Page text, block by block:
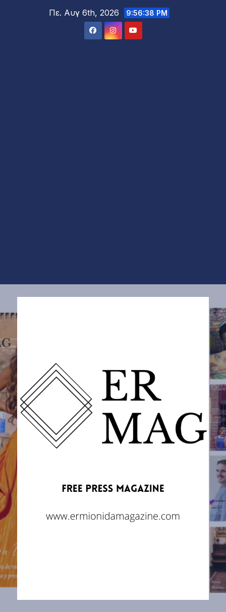
Πε. Αυγ 6th, 2026 9:56:40 PM